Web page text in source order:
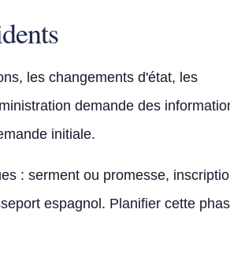
les changements d'état, les
demande des
initiale.
: serment ou promesse,
espagnol. Planifier cette